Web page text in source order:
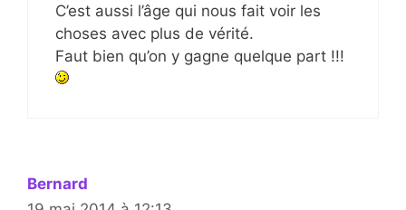
C’est aussi l’âge qui nous fait voir les
choses avec plus de vérité.
Faut bien qu’on y gagne quelque part !!!
Bernard